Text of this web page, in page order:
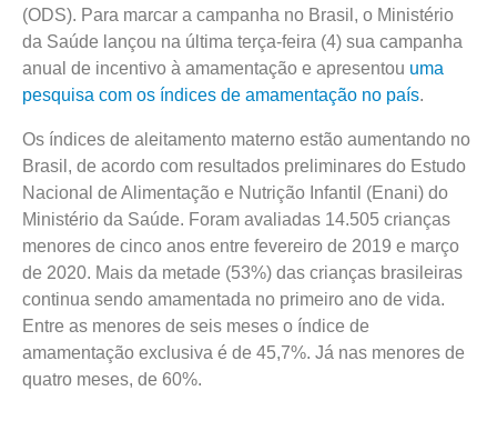
(ODS). Para marcar a campanha no Brasil, o Ministério
da Saúde lançou na última terça-feira (4) sua campanha
anual de incentivo à amamentação e apresentou uma
pesquisa com os índices de amamentação no país.
Os índices de aleitamento materno estão aumentando no
Brasil, de acordo com resultados preliminares do Estudo
Nacional de Alimentação e Nutrição Infantil (Enani) do
Ministério da Saúde. Foram avaliadas 14.505 crianças
menores de cinco anos entre fevereiro de 2019 e março
de 2020. Mais da metade (53%) das crianças brasileiras
continua sendo amamentada no primeiro ano de vida.
Entre as menores de seis meses o índice de
amamentação exclusiva é de 45,7%. Já nas menores de
quatro meses, de 60%.